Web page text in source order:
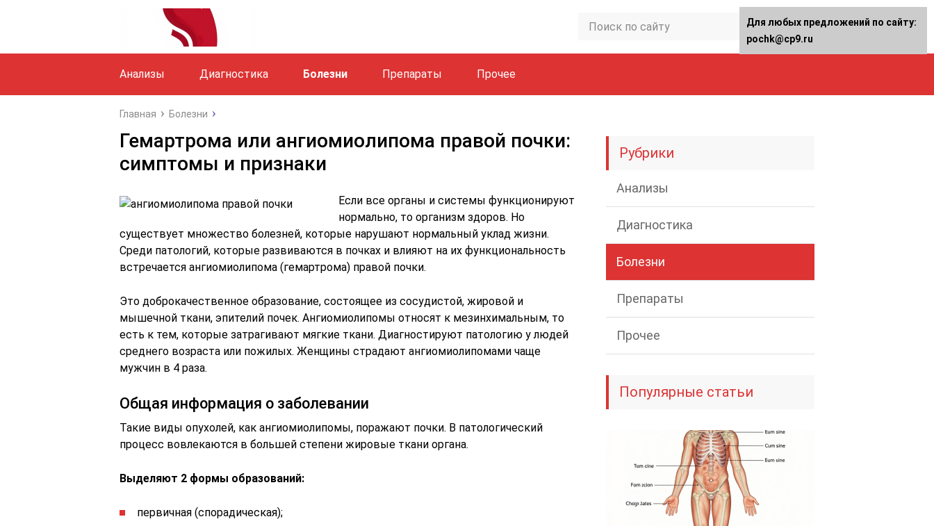
Анализы Диагностика Болезни Препараты Прочее
Главная Болезни
Гемартрома или ангиомиолипома правой почки:
симптомы и признаки
Если все органы и системы функционируют
нормально, то организм здоров. Но
существует множество болезней, которые нарушают нормальный уклад жизни.
Среди патологий, которые развиваются в почках и влияют на их функциональность
встречается ангиомиолипома (гемартрома) правой почки.
Это доброкачественное образование, состоящее из сосудистой, жировой и
мышечной ткани, эпителий почек. Ангиомиолипомы относят к мезинхимальным, то
есть к тем, которые затрагивают мягкие ткани. Диагностируют патологию у людей
среднего возраста или пожилых. Женщины страдают ангиомиолипомами чаще
мужчин в 4 раза.
Общая информация о заболевании
Такие виды опухолей, как ангиомиолипомы, поражают почки. В патологический
процесс вовлекаются в большей степени жировые ткани органа.
Выделяют 2 формы образований:
первичная (спорадическая);
Рубрики
Анализы
Диагностика
Болезни
Препараты
Прочее
Популярные статьи
Для любых предложений по сайту:
pochk@cp9.ru